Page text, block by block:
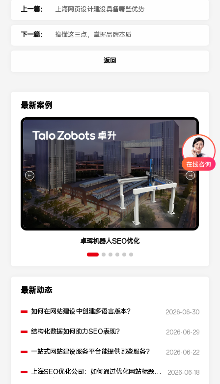
上一篇： 上海网页设计建设具备哪些优势
下一篇： 搞懂这三点，掌握品牌本质
返回
最新案例
卓珲机器人SEO优化
最新动态
如何在网站建设中创建多语言版本？ 2026-06-30
结构化数据如何助力SEO表现？ 2026-06-29
一站式网站建设服务平台能提供哪些服务？ 2026-06-22
上海SEO优化公司：如何通过优化网站标题提
2026-06-18